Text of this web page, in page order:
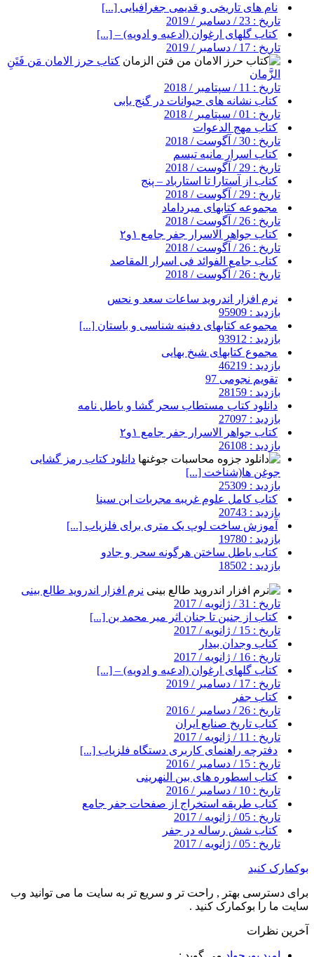
نام های تاریخی و قدیمی جغرافیایی [...]
تاریخ : 23 / دسامبر / 2019
کتاب گلهای ارغوان (ادعیه و ادویه) – [...]
تاریخ : 17 / دسامبر / 2019
کتاب حرز الامان مَن فَتَنِ
الزَّمان
تاریخ : 11 / سپتامبر / 2018
کتاب نشانه های حیوانات در گنج یابی
تاریخ : 01 / سپتامبر / 2018
کتاب مهج الدعوات
تاریخ : 30 / آگوست / 2018
کتاب اسرار مانیه تیسم
تاریخ : 29 / آگوست / 2018
کتاب از آستارا تا استارباد – پنج
تاریخ : 29 / آگوست / 2018
مجموعه کتابهای میرداماد
تاریخ : 26 / آگوست / 2018
کتاب جواهر الاسرار جفر جامع ۱و۲
تاریخ : 26 / آگوست / 2018
کتاب جامع الفوائد فی اسرار المقاصد
تاریخ : 26 / آگوست / 2018
نرم افزار اندروید ساعات سعد و نحس
بازدید : 95909
مجموعه کتابهای دفینه شناسی و باستان [...]
بازدید : 93912
مجموع کتابهای شیخ بهایی
بازدید : 46219
تقویم نجومی 97
بازدید : 28159
دانلود کتاب مستطاب سحر گشا و باطل نامه
بازدید : 27097
کتاب جواهر الاسرار جفر جامع ۱و۲
بازدید : 26108
دانلود کتاب رمز گشایی
جوغن ها(شناخت [...]
بازدید : 25309
کتاب کامل علوم غریبه مجربات ابن سینا
بازدید : 20743
آموزش ساخت لوپ یک متری برای فلزیاب [...]
بازدید : 19780
کتاب باطل ساختن هرگونه سحر و جادو
بازدید : 18502
نرم افزار اندروید طالع بینی
تاریخ : 31 / ژانویه / 2017
کتاب از جنین تا جنان اثر میر محمد بن [...]
تاریخ : 15 / ژانویه / 2017
کتاب وجدان بیدار
تاریخ : 16 / ژانویه / 2017
کتاب گلهای ارغوان (ادعیه و ادویه) – [...]
تاریخ : 17 / دسامبر / 2019
کتاب جفر
تاریخ : 26 / دسامبر / 2016
کتاب تاریخ صنایع ایران
تاریخ : 11 / ژانویه / 2017
دفترچه راهنمای کاربری دستگاه فلزیاب [...]
تاریخ : 15 / دسامبر / 2016
کتاب اسطوره های بین النهرینی
تاریخ : 10 / دسامبر / 2016
کتاب طریقه استخراج از صفحات جفر جامع
تاریخ : 05 / ژانویه / 2017
کتاب شش رساله در جفر
تاریخ : 05 / ژانویه / 2017
بوکمارک کنید
برای دسترسی بهتر , راحت تر و سریع تر به سایت ما می توانید وب
سایت ما را بوکمارک کنید .
آخرین نظرات